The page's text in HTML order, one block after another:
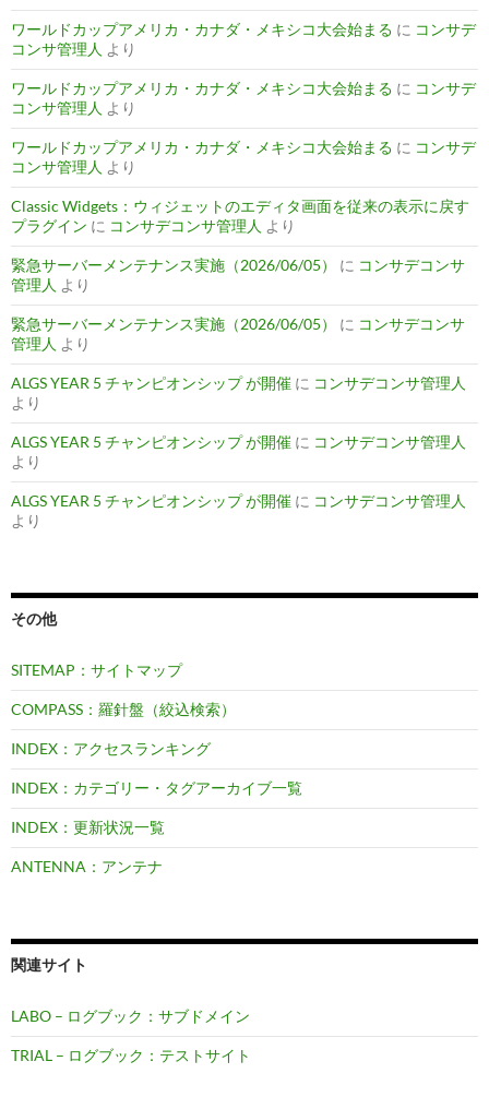
ワールドカップアメリカ・カナダ・メキシコ大会始まる に コンサデ
コンサ管理人 より
ワールドカップアメリカ・カナダ・メキシコ大会始まる に コンサデ
コンサ管理人 より
ワールドカップアメリカ・カナダ・メキシコ大会始まる に コンサデ
コンサ管理人 より
Classic Widgets：ウィジェットのエディタ画面を従来の表示に戻す
プラグイン に コンサデコンサ管理人 より
緊急サーバーメンテナンス実施（2026/06/05） に コンサデコンサ
管理人 より
緊急サーバーメンテナンス実施（2026/06/05） に コンサデコンサ
管理人 より
ALGS YEAR 5 チャンピオンシップ が開催 に コンサデコンサ管理人
より
ALGS YEAR 5 チャンピオンシップ が開催 に コンサデコンサ管理人
より
ALGS YEAR 5 チャンピオンシップ が開催 に コンサデコンサ管理人
より
その他
SITEMAP：サイトマップ
COMPASS：羅針盤（絞込検索）
INDEX：アクセスランキング
INDEX：カテゴリー・タグアーカイブ一覧
INDEX：更新状況一覧
ANTENNA：アンテナ
関連サイト
LABO – ログブック：サブドメイン
TRIAL – ログブック：テストサイト